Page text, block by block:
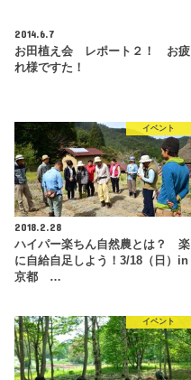
2014.6.7
お田植え会 レポート２！ お疲
れ様ですた！
イベント
2018.2.28
ハイパー楽ちん自然農とは？ 楽
に自給自足しよう！3/18（日）in
京都 …
イベント